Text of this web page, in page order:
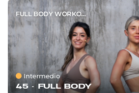
FULL BODY WORKOUT
Intermedio
45 · FULL BODY